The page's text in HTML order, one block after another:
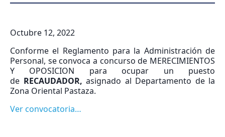
Octubre 12, 2022
Conforme el Reglamento para la Administración de
Personal, se convoca a concurso de MERECIMIENTOS
Y OPOSICION para ocupar un puesto
de RECAUDADOR, asignado al Departamento de la
Zona Oriental Pastaza.
Ver convocatoria…